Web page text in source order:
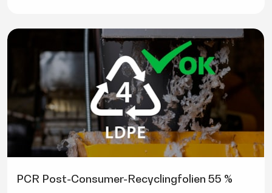
PCR Post-Consumer-Recyclingfolien 55 %